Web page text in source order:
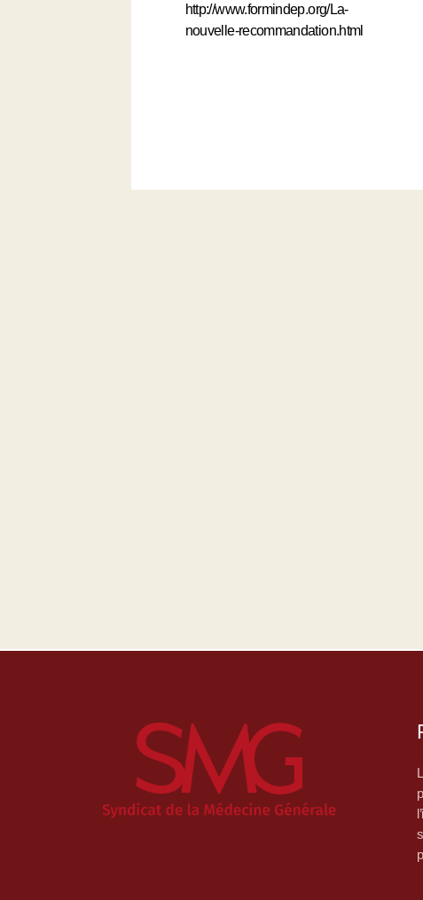
http://www.formindep.org/La-
nouvelle-recommandation.html